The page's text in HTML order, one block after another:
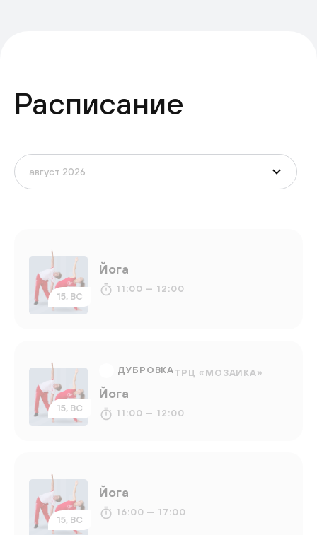
Расписание
15, ВС
Йога
11:00 — 12:00
15, ВС
ДУБРОВКАТРЦ «МОЗАИКА»
Йога
11:00 — 12:00
15, ВС
Йога
16:00 — 17:00